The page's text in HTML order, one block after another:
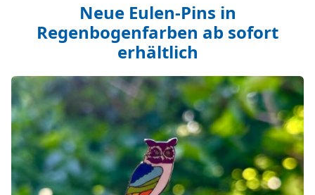
Neue Eulen-Pins in
Regenbogenfarben ab sofort
erhältlich